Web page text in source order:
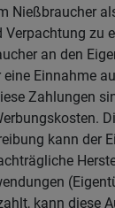
Nießbraucher
Verpachtung zu
an den
Einnahme
Zahlungen
kann der
kann diese